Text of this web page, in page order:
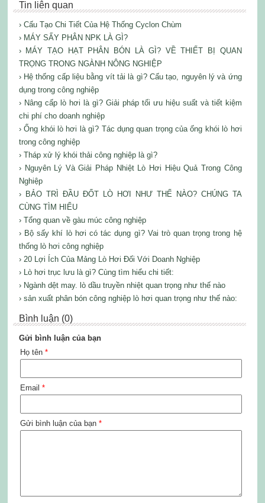
Tin liên quan
› Cấu Tạo Chi Tiết Của Hệ Thống Cyclon Chùm
› MÁY SẤY PHÂN NPK LÀ GÌ?
› MÁY TẠO HẠT PHÂN BÓN LÀ GÌ? VỀ THIẾT BỊ QUAN
TRỌNG TRONG NGÀNH NÔNG NGHIỆP
› Hệ thống cấp liệu bằng vít tải là gì? Cấu tạo, nguyên lý và ứng
dụng trong công nghiệp
› Nâng cấp lò hơi là gì? Giải pháp tối ưu hiệu suất và tiết kiệm
chi phí cho doanh nghiệp
› Ống khói lò hơi là gì? Tác dụng quan trọng của ống khói lò hơi
trong công nghiệp
› Tháp xử lý khói thải công nghiệp là gì?
› Nguyên Lý Và Giải Pháp Nhiệt Lò Hơi Hiệu Quả Trong Công
Nghiệp
› BẢO TRÌ ĐẦU ĐỐT LÒ HƠI NHƯ THẾ NÀO? CHÚNG TA
CÙNG TÌM HIỂU
› Tổng quan về gàu múc công nghiệp
› Bộ sấy khí lò hơi có tác dụng gì? Vai trò quan trọng trong hệ
thống lò hơi công nghiệp
› 20 Lợi Ích Của Mảng Lò Hơi Đối Với Doanh Nghiệp
› Lò hơi trục lưu là gì? Cùng tìm hiểu chi tiết:
› Ngành dệt may. lò dầu truyền nhiệt quan trọng như thế nào
› sản xuất phân bón công nghiệp lò hơi quan trọng như thế nào:
Bình luận (0)
Gửi bình luận của bạn
Họ tên *
Email *
Gửi bình luận của bạn *